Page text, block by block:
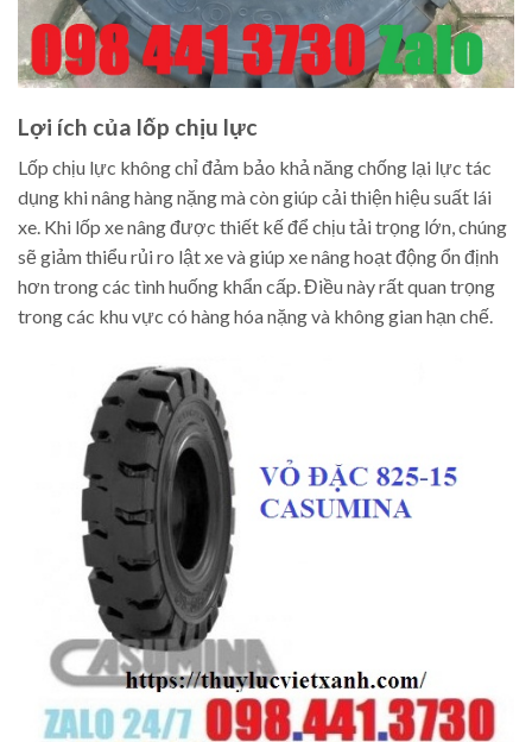
Lợi ích của lốp chịu lực
Lốp chịu lực không chỉ đảm bảo khả năng chống lại lực tác
dụng khi nâng hàng nặng mà còn giúp cải thiện hiệu suất lái
xe. Khi lốp xe nâng được thiết kế để chịu tải trọng lớn, chúng
sẽ giảm thiểu rủi ro lật xe và giúp xe nâng hoạt động ổn định
hơn trong các tình huống khẩn cấp. Điều này rất quan trọng
trong các khu vực có hàng hóa nặng và không gian hạn chế.